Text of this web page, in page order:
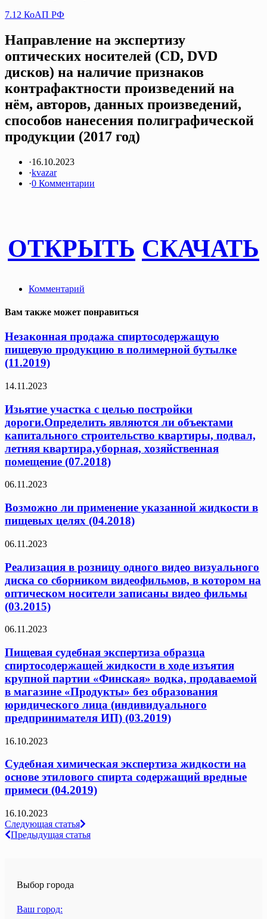
7.12 КоАП РФ
Направление на экспертизу
оптических носителей (CD, DVD
дисков) на наличие признаков
контрафактности произведений на
нём, авторов, данных произведений,
способов нанесения полиграфической
продукции (2017 год)
·16.10.2023
·kvazar
·0 Комментарии
ОТКРЫТЬ СКАЧАТЬ
Комментарий
Вам также может понравиться
Незаконная продажа спиртосодержащую
пищевую продукцию в полимерной бутылке
(11.2019)
14.11.2023
Изьятие участка с целью постройки
дороги.Определить являются ли объектами
капитального строительство квартиры, подвал,
летняя квартира,уборная, хозяйственная
помещение (07.2018)
06.11.2023
Возможно ли применение указанной жидкости в
пищевых целях (04.2018)
06.11.2023
Реализация в розницу одного видео визуального
диска со сборником видеофильмов, в котором на
оптическом носители записаны видео фильмы
(03.2015)
06.11.2023
Пищевая судебная экспертиза образца
спиртосодержащей жидкости в ходе изъятия
крупной партии «Финская» водка, продаваемой
в магазине «Продукты» без образования
юридического лица (индивидуального
предпринимателя ИП) (03.2019)
16.10.2023
Судебная химическая экспертиза жидкости на
основе этилового спирта содержащий вредные
примеси (04.2019)
16.10.2023
Навигация
по
Следующая статья
Предыдущая статья
Выбор города
Ваш город: